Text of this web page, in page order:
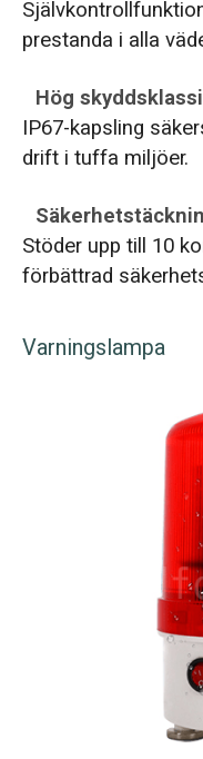
prestanda i alla
Hög
IP67-kapsling
drift i tuffa miljöer.
Stöder upp till 10
förbättrad
Varningslampa